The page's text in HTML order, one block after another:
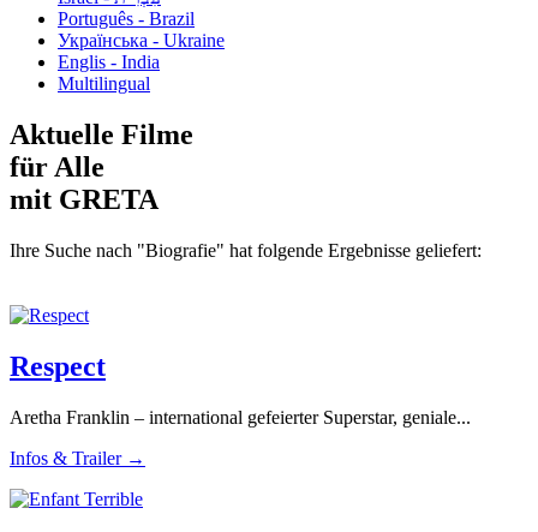
Português - Brazil
Українська - Ukraine
Englis - India
Multilingual
Aktuelle Filme
für Alle
mit GRETA
Ihre Suche nach "Biografie" hat folgende Ergebnisse geliefert:
Respect
Aretha Franklin – international gefeierter Superstar, geniale...
Infos & Trailer →